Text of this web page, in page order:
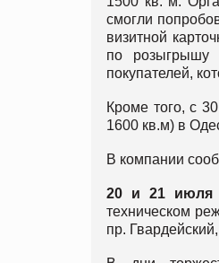
смогли
визитной
по розыгрышу
покупателей,
Кроме того, с
1600 кв.м) в
В компании
20 и 21 июля
техническом
пр.